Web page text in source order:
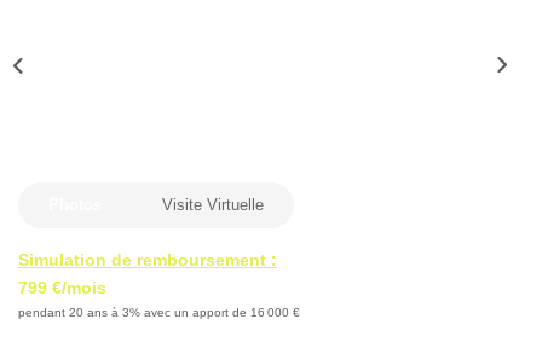
MON COMPTE
Simulation de remboursement :
799 €/mois
pendant 20 ans à 3% avec un apport de 16 000 €
Visite Virtuelle